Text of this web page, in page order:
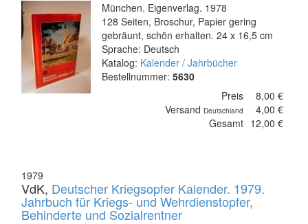
München. Eigenverlag. 1978
128 Seiten, Broschur, Papier gering
gebräunt, schön erhalten. 24 x 16,5 cm
Sprache: Deutsch
Katalog: Kalender / Jahrbücher
Bestellnummer: 5630
Preis
8,00 €
Versand Deutschland
4,00 €
Gesamt 12,00 €
1979
VdK, Deutscher Kriegsopfer Kalender. 1979.
Jahrbuch für Kriegs- und Wehrdienstopfer,
Behinderte und Sozialrentner